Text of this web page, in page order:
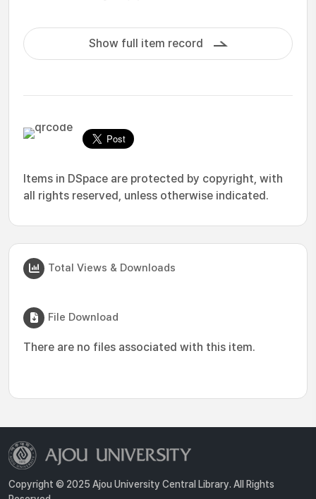
Show full item record
Items in DSpace are protected by copyright, with
all rights reserved, unless otherwise indicated.
Total Views & Downloads
File Download
There are no files associated with this item.
Copyright © 2025 Ajou University Central Library. All Rights